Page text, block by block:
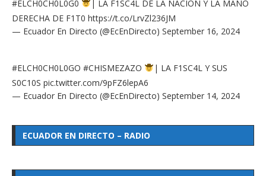
#ELCH0CH0L0G0
| LA F1SC4L DE LA NACIÓN Y LA MANO
DERECHA DE F1T0 https://t.co/LrvZl236JM
— Ecuador En Directo (@EcEnDirecto) September 16, 2024
#ELCH0CH0L0GO #CHISMEZAZO
| LA F1SC4L Y SUS
S0C10S pic.twitter.com/9pFZ6lepA6
— Ecuador En Directo (@EcEnDirecto) September 14, 2024
ECUADOR EN DIRECTO – RADIO